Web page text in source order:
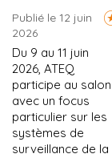
Publié le 12 juin
2026
Du 9 au 11 juin
2026, ATEQ
participe au salon
avec un focus
particulier sur les
systèmes de
surveillance de la